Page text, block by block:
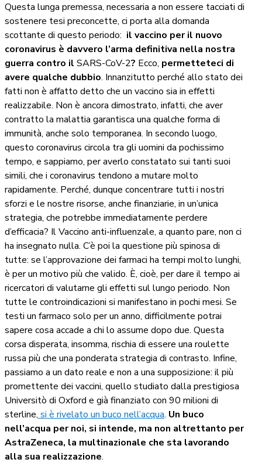
Questa lunga premessa, necessaria a non essere tacciati di
sostenere tesi preconcette, ci porta alla domanda
scottante di questo periodo: il vaccino per il nuovo
coronavirus è davvero l’arma definitiva nella nostra
guerra contro il SARS-CoV-2? Ecco, permetteteci di
avere qualche dubbio. Innanzitutto perché allo stato dei
fatti non è affatto detto che un vaccino sia in effetti
realizzabile. Non è ancora dimostrato, infatti, che aver
contratto la malattia garantisca una qualche forma di
immunità, anche solo temporanea. In secondo luogo,
questo coronavirus circola tra gli uomini da pochissimo
tempo, e sappiamo, per averlo constatato sui tanti suoi
simili, che i coronavirus tendono a mutare molto
rapidamente. Perché, dunque concentrare tutti i nostri
sforzi e le nostre risorse, anche finanziarie, in un’unica
strategia, che potrebbe immediatamente perdere
d’efficacia? Il Vaccino anti-influenzale, a quanto pare, non ci
ha insegnato nulla. C’è poi la questione più spinosa di
tutte: se l’approvazione dei farmaci ha tempi molto lunghi,
è per un motivo più che valido. È, cioè, per dare il tempo ai
ricercatori di valutarne gli effetti sul lungo periodo. Non
tutte le controindicazioni si manifestano in pochi mesi. Se
testi un farmaco solo per un anno, difficilmente potrai
sapere cosa accade a chi lo assume dopo due. Questa
corsa disperata, insomma, rischia di essere una roulette
russa più che una ponderata strategia di contrasto. Infine,
passiamo a un dato reale e non a una supposizione: il più
promettente dei vaccini, quello studiato dalla prestigiosa
Universitò di Oxford e già finanziato con 90 milioni di
sterline, si è rivelato un buco nell’acqua. Un buco
nell’acqua per noi, si intende, ma non altrettanto per
AstraZeneca, la multinazionale che sta lavorando
alla sua realizzazione.